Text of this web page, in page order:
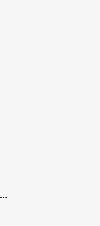
İsimsiz Kaynak Politikası